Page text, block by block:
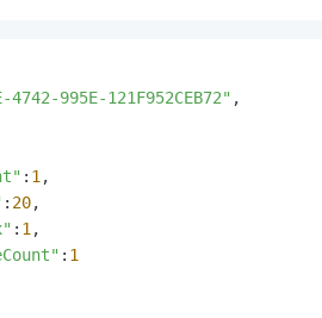
4742-995E-121F952CEB72" ,
: 1 ,
: 20,
: 1 ,
: 1